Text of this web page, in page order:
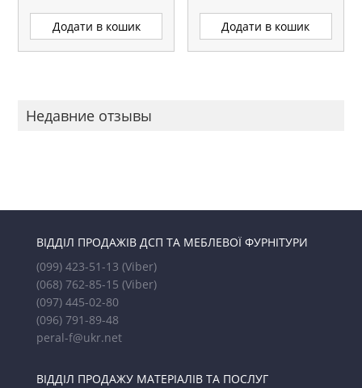
Додати в кошик Додати в кошик
Недавние отзывы
ВІДДІЛ ПРОДАЖІВ ДСП ТА МЕБЛЕВОЇ ФУРНІТУРИ
(099) 423-51-13 (Viber)
(068) 762-85-15 (Viber)
(097) 445-02-80
(096) 791-89-48
peral-f@ukr.net
ВІДДІЛ ПРОДАЖУ МАТЕРІАЛІВ ТА ПОСЛУГ